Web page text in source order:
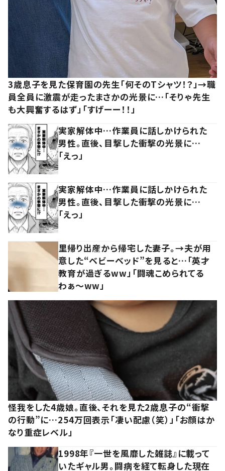
3歳息子を見た保育園の先生「何そのTシャツ！？」→職
員全員に激震が走ったまさかの光景に…「そりゃ先生
も大興奮するはず」「すげーー！！」
実家解体中…作業員に話しかけられた
男性。直後、目撃した衝撃の光景に…
「えっ」
実家解体中…作業員に話しかけられた
男性。直後、目撃した衝撃の光景に…
「えっ」
里帰り出産から帰宅した妻子。→夫が用
意した“ベビーベッド”を見ると…「英才
教育が過ぎるww」「闘魂こめられてる
わぁ～ww」
怪我をした4歳娘。直後、それを見た2歳息子の“衝撃
の行動”に…254万回表示「凄い配慮（笑）」「お顔はか
なり重症レベル」
1998年『一世を風靡した雑誌』に載って
いたギャル男。闘病を経て転身した現在